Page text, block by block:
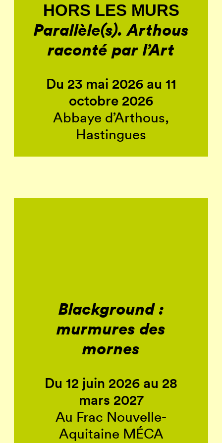
HORS LES MURS
Parallèle(s). Arthous
raconté par l’Art
Du 23 mai 2026 au 11
octobre 2026
Abbaye d’Arthous,
Hastingues
Blackground :
murmures des
mornes
Du 12 juin 2026 au 28
mars 2027
Au Frac Nouvelle-
Aquitaine MÉCA